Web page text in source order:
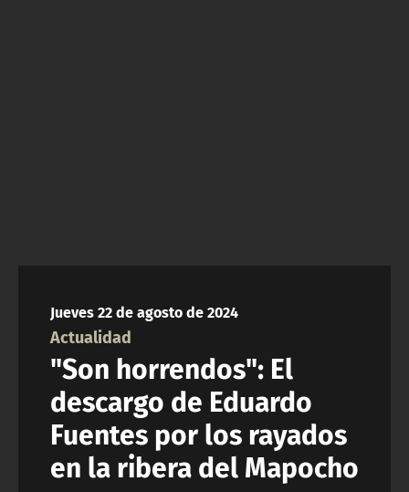
Jueves 22 de agosto de 2024
Actualidad
"Son horrendos": El
descargo de Eduardo
Fuentes por los rayados
en la ribera del Mapocho